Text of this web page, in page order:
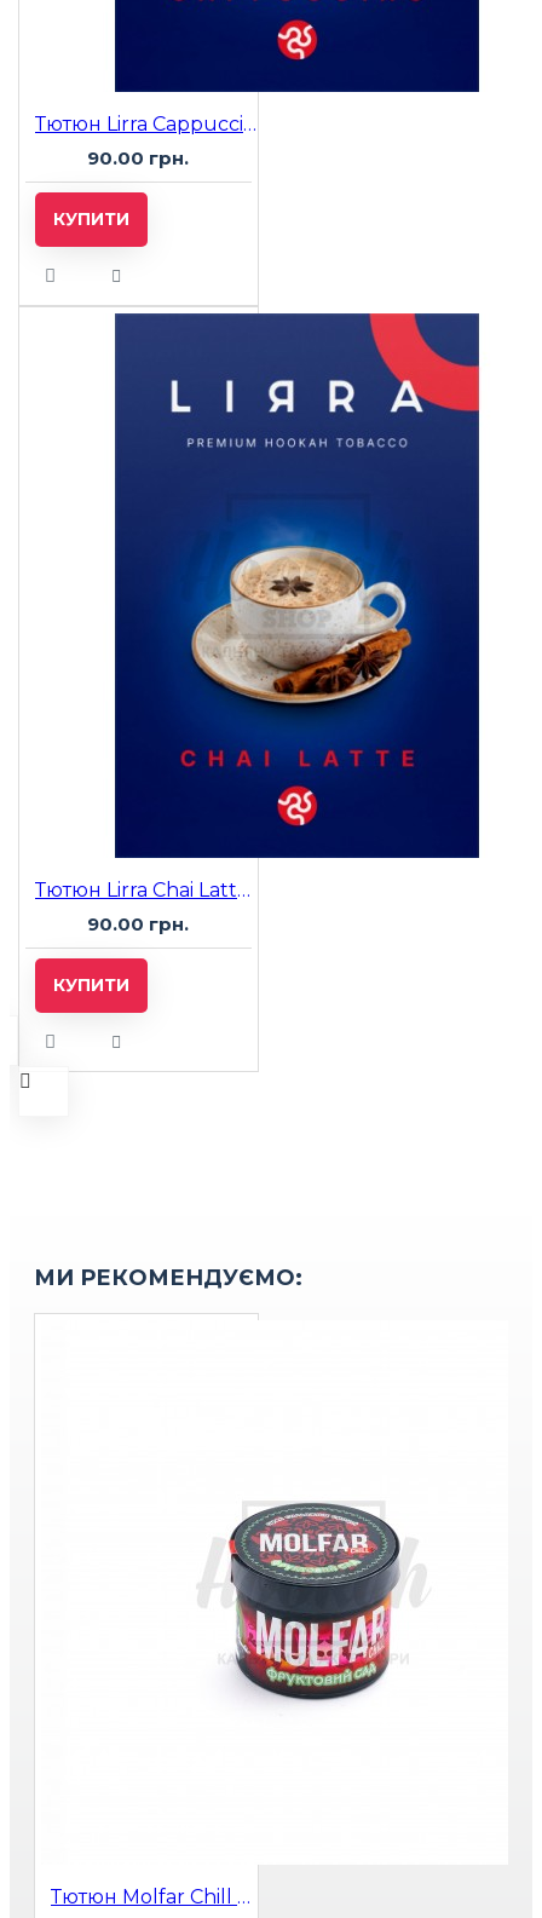
Тютюн Lirra Cappuccino (Капучіно) 50 гр
90.00 грн.
КУПИТИ
Тютюн Lirra Chai Latte (Латте Чай) 50 гр
90.00 грн.
КУПИТИ
МИ РЕКОМЕНДУЄМО:
Тютюн Molfar Chill Line Фруктовий Сад (Манго, Персик, Нектарин, Яблуко) 40 г